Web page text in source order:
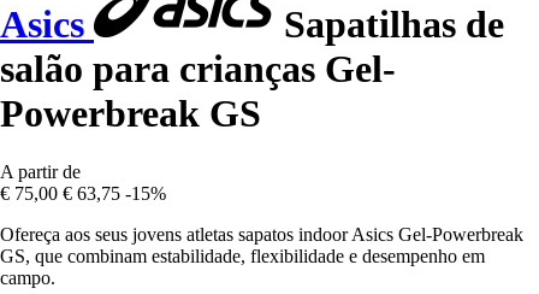
Asics
Sapatilhas de
salão para crianças Gel-
Powerbreak GS
A partir de
€ 75,00 € 63,75 -15%
Ofereça aos seus jovens atletas sapatos indoor Asics Gel-Powerbreak
GS, que combinam estabilidade, flexibilidade e desempenho em
campo.